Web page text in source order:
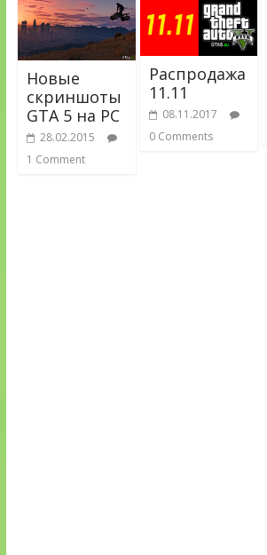
Новые
скриншоты
GTA 5 на PC
28.02.2015
1 Comment
Распродажа
11.11
08.11.2017
0 Comments